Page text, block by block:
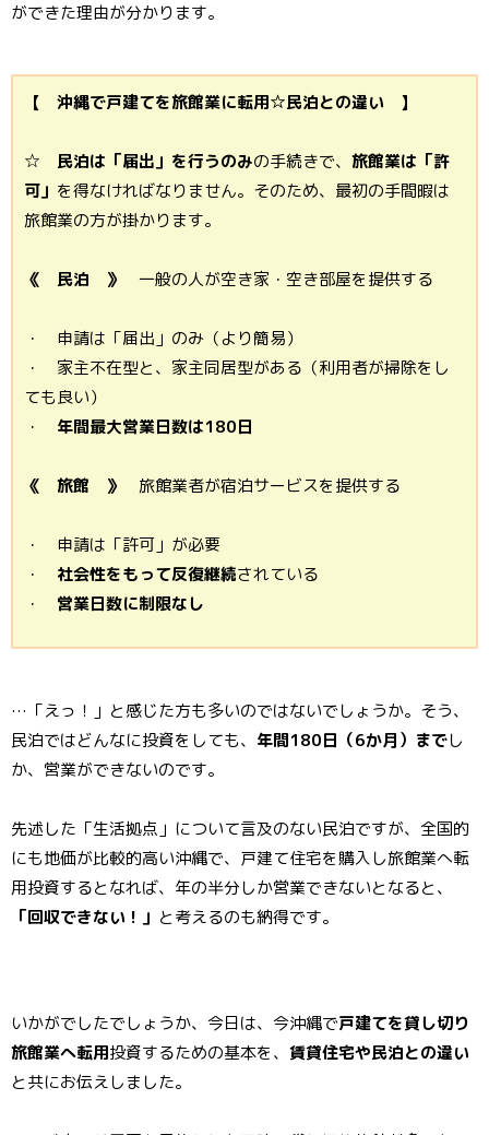
ができた理由が分かります。
【 沖縄で戸建てを旅館業に転用☆民泊との違い 】
☆ 民泊は「届出」を行うのみの手続きで、 旅館業は「許
可」 を得なければなりません。そのため、最初の手間暇は
旅館業の方が掛かります。
《 民泊 》 一般の人が空き家・空き部屋を提供する
・ 申請は「届出」のみ（より簡易）
・ 家主不在型と、家主同居型がある（利用者が掃除をし
ても良い）
・ 年間最大営業日数は180日
《 旅館 》 旅館業者が宿泊サービスを提供する
・ 申請は「許可」が必要
・ 社会性をもって反復継続されている
・ 営業日数に制限なし
…「えっ！」と感じた方も多いのではないでしょうか。そう、
民泊ではどんなに投資をしても、 年間180日（6か月）までし
か、営業ができないのです。
先述した「生活拠点」について言及のない民泊ですが、全国的
にも地価が比較的高い沖縄で、戸建て住宅を購入し旅館業へ転
用投資するとなれば、年の半分しか営業できないとなると、
「回収できない！」 と考えるのも納得です。
いかがでしたでしょうか、今日は、今沖縄で戸建てを貸し切り
旅館業へ転用投資するための基本を、 賃貸住宅や民泊との違い
と共にお伝えしました。